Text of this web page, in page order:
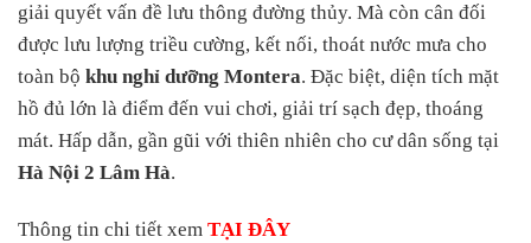
giải quyết vấn đề lưu thông đường thủy. Mà còn cân đối
được lưu lượng triều cường, kết nối, thoát nước mưa cho
toàn bộ khu nghỉ dưỡng Montera. Đặc biệt, diện tích mặt
hồ đủ lớn là điểm đến vui chơi, giải trí sạch đẹp, thoáng
mát. Hấp dẫn, gần gũi với thiên nhiên cho cư dân sống tại
Hà Nội 2 Lâm Hà.
Thông tin chi tiết xem TẠI ĐÂY